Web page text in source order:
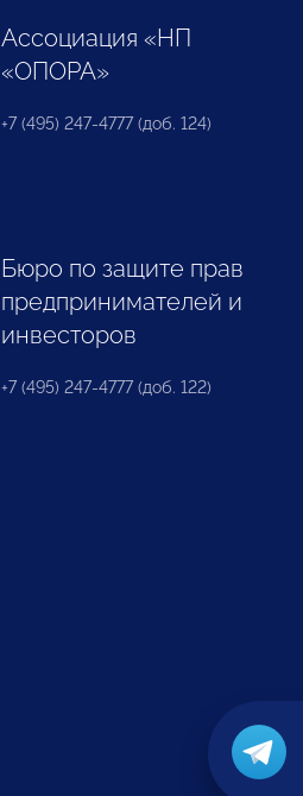
Ассоциация «НП
«ОПОРА»
+7 (495) 247-4777 (доб. 124)
Бюро по защите прав
предпринимателей и
инвесторов
+7 (495) 247-4777 (доб. 122)